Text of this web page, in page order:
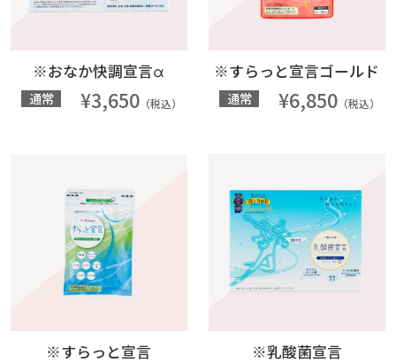
※おなか快調宣言α
通常 ¥3,650 （税込）
※すらっと宣言ゴールド
通常 ¥6,850 （税込）
※すらっと宣言 ※乳酸菌宣言